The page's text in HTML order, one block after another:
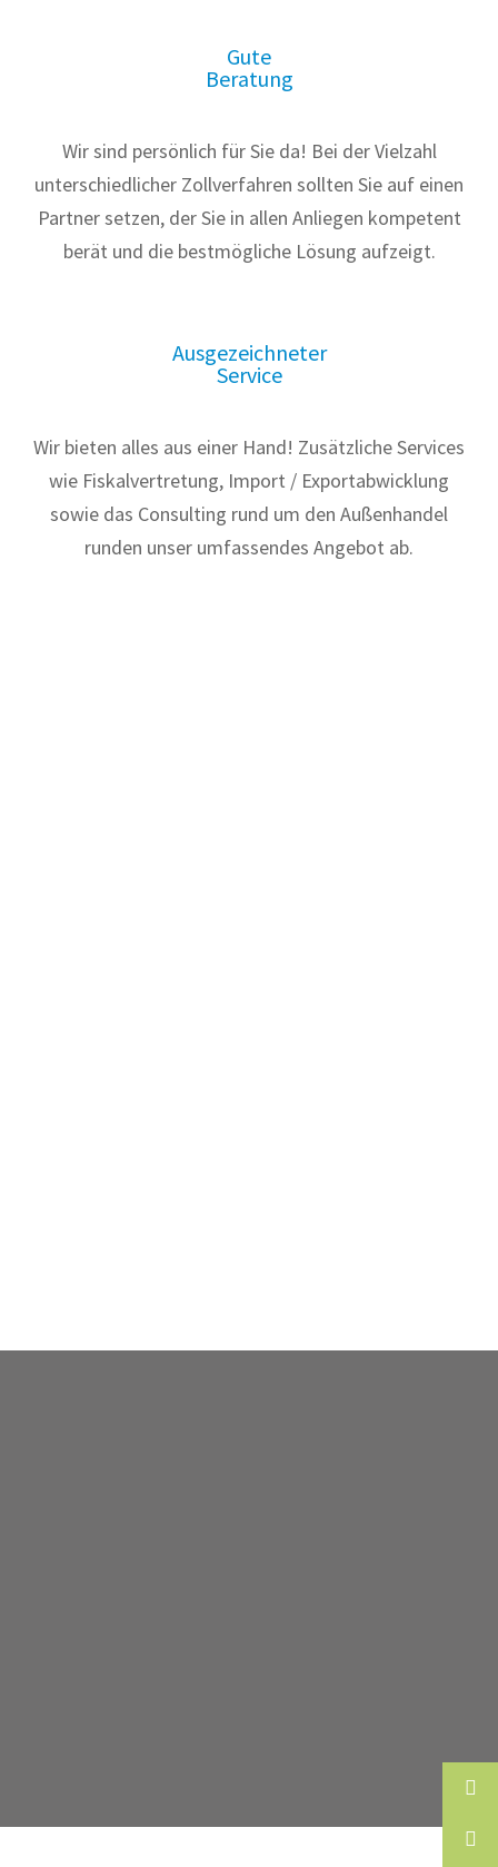
Gute
Beratung
Wir sind persönlich für Sie da! Bei der Vielzahl
unterschiedlicher Zollverfahren sollten Sie auf einen
Partner setzen, der Sie in allen Anliegen kompetent
berät und die bestmögliche Lösung aufzeigt.
Ausgezeichneter
Service
Wir bieten alles aus einer Hand! Zusätzliche Services
wie Fiskalvertretung, Import / Exportabwicklung
sowie das Consulting rund um den Außenhandel
runden unser umfassendes Angebot ab.